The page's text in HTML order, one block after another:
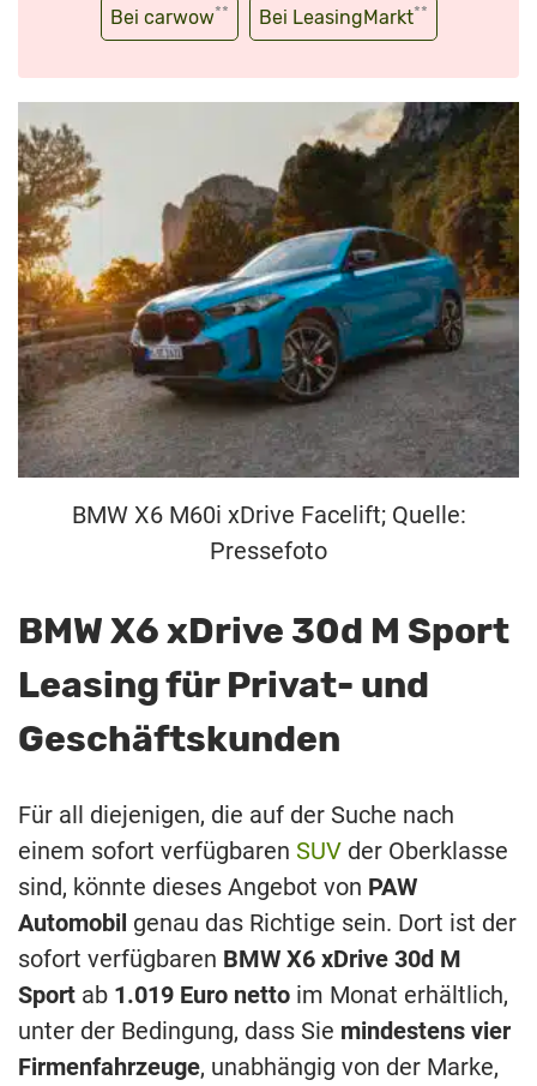
Bei carwow** Bei LeasingMarkt**
BMW X6 M60i xDrive Facelift; Quelle:
Pressefoto
BMW X6 xDrive 30d M Sport
Leasing für Privat- und
Geschäftskunden
Für all diejenigen, die auf der Suche nach
einem sofort verfügbaren SUV der Oberklasse
sind, könnte dieses Angebot von PAW
Automobil genau das Richtige sein. Dort ist der
sofort verfügbaren BMW X6 xDrive 30d M
Sport ab 1.019 Euro netto im Monat erhältlich,
unter der Bedingung, dass Sie mindestens vier
Firmenfahrzeuge, unabhängig von der Marke,